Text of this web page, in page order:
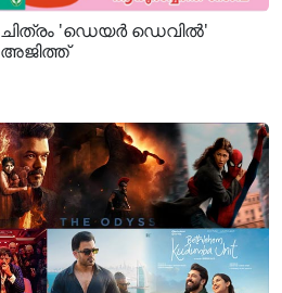
'ഡെയർ ഡെവിൽ'
അജിത്ത്